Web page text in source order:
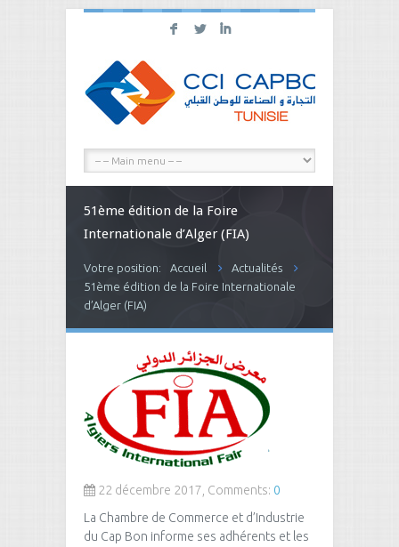
F L I
51ème édition de la Foire
Internationale d’Alger (FIA)
Votre position: Accueil
Actualités
51ème édition de la Foire Internationale
d’Alger (FIA)
22 décembre 2017, Comments: 0
La Chambre de Commerce et d’Industrie
du Cap Bon informe ses adhérents et les